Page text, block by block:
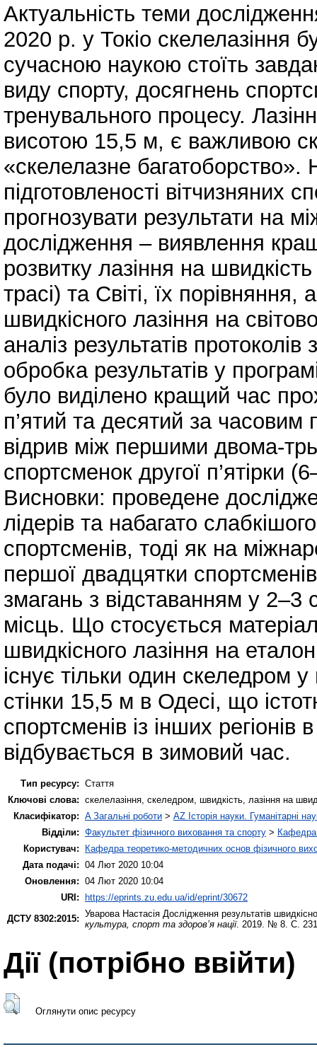
Актуальність теми
2020 р. у Токіо скелелазіння
сучасною наукою стоїть
виду спорту, досягнень
тренувального процесу.
висотою 15,5 м, є важливою
«скелелазне багатоборство».
підготовленості вітчизняних
прогнозувати результати на
дослідження – виявлення
розвитку лазіння на
трасі) та Світі, їх
швидкісного лазіння на
аналіз результатів
обробка результатів у
було виділено кращий час
п’ятий та десятий за
відрив між першими двома-
спортсменок другої п’ятірки
Висновки: проведене
лідерів та набагато
спортсменів, тоді як на
першої двадцятки
змагань з відставанням у
місць. Що стосується
швидкісного лазіння на
існує тільки один скеледром
стінки 15,5 м в Одесі, що
спортсменів із інших регіонів
відбувається в зимовий час.
Тип ресурсу: Стаття
Ключові слова: скелелазіння, скеледром, швидкість, лазіння на
Класифікатор: A Загальні роботи > AZ Історія науки. Гуманітарні
Відділи: Факультет фізичного виховання та спорту > Кафедра
Користувач:
Кафедра теоретико-методичних основ фізичного
Дата подачі: 04 Лют 2020 10:04
Оновлення: 04 Лют 2020 10:04
URI: https://eprints.zu.edu.ua/id/eprint/30672
ДСТУ 8302:2015: Уварова Настасія Дослідження результатів
культура, спорт та здоров’я нації. 2019. № 8. С.
Дії ​​(потрібно ввійти)
Оглянути опис ресурсу